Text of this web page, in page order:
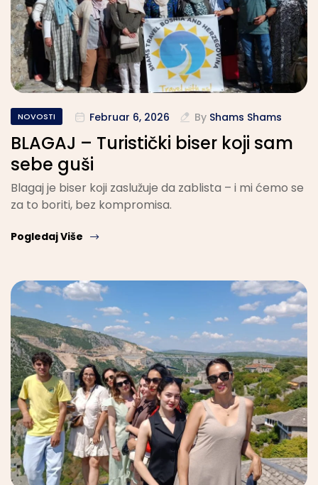
NOVOSTI Februar 6, 2026 By Shams Shams
BLAGAJ – Turistički biser koji sam
sebe guši
Blagaj je biser koji zaslužuje da zablista – i mi ćemo se
za to boriti, bez kompromisa.
Pogledaj Više